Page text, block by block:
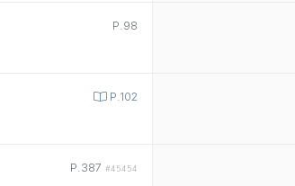
P.98
P.102
P.387 #45454